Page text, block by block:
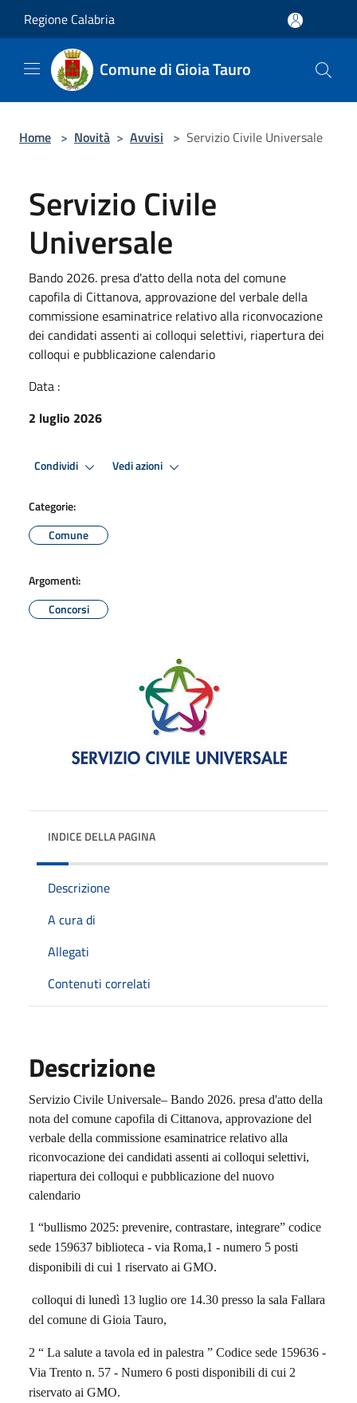
Regione Calabria
Comune di Gioia Tauro
Home > Novità > Avvisi > Servizio Civile Universale
Servizio Civile
Universale
Bando 2026. presa d'atto della nota del comune
capofila di Cittanova, approvazione del verbale della
commissione esaminatrice relativo alla riconvocazione
dei candidati assenti ai colloqui selettivi, riapertura dei
colloqui e pubblicazione calendario
Data :
2 luglio 2026
Condividi Vedi azioni
Categorie:
Comune
Argomenti:
Concorsi
INDICE DELLA PAGINA
Descrizione
A cura di
Allegati
Contenuti correlati
Descrizione
Servizio Civile Universale– Bando 2026. presa d'atto della
nota del comune capofila di Cittanova, approvazione del
verbale della commissione esaminatrice relativo alla
riconvocazione dei candidati assenti ai colloqui selettivi,
riapertura dei colloqui e pubblicazione del nuovo
calendario
1 “bullismo 2025: prevenire, contrastare, integrare” codice
sede 159637 biblioteca - via Roma,1 - numero 5 posti
disponibili di cui 1 riservato ai GMO.
colloqui di lunedì 13 luglio ore 14.30 presso la sala Fallara
del comune di Gioia Tauro,
2 “ La salute a tavola ed in palestra ” Codice sede 159636 -
Via Trento n. 57 - Numero 6 posti disponibili di cui 2
riservato ai GMO.